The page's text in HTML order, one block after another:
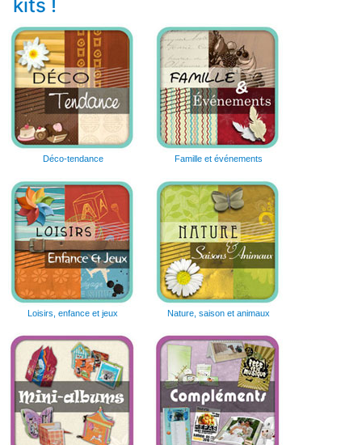
kits !
Déco-tendance Famille et événements
Loisirs, enfance et jeux Nature, saison et animaux